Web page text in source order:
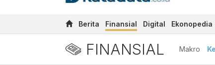
Berita Finansial Digital Ekonopedia
FINANSIAL Makro